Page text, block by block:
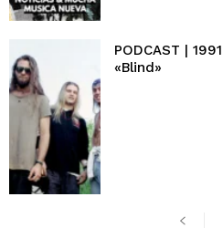
PODCAST |
«Blind»